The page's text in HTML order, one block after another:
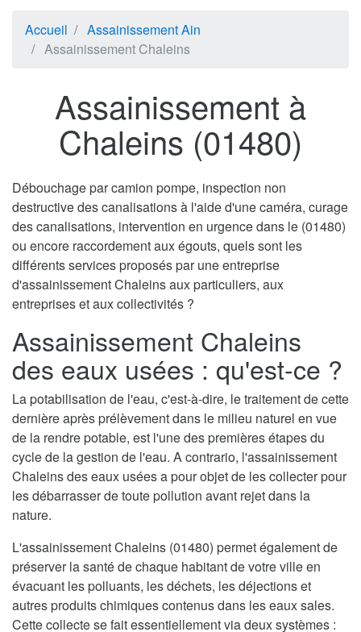
Accueil
Assainissement Ain
Assainissement Chaleins
Assainissement à
Chaleins (01480)
Débouchage par camion pompe, inspection non
destructive des canalisations à l'aide d'une caméra, curage
des canalisations, intervention en urgence dans le (01480)
ou encore raccordement aux égouts, quels sont les
différents services proposés par une entreprise
d'assainissement Chaleins aux particuliers, aux
entreprises et aux collectivités ?
Assainissement Chaleins
des eaux usées : qu'est-ce ?
La potabilisation de l'eau, c'est-à-dire, le traitement de cette
dernière après prélèvement dans le milieu naturel en vue
de la rendre potable, est l'une des premières étapes du
cycle de la gestion de l'eau. A contrario, l'assainissement
Chaleins des eaux usées a pour objet de les collecter pour
les débarrasser de toute pollution avant rejet dans la
nature.
L'assainissement Chaleins (01480) permet également de
préserver la santé de chaque habitant de votre ville en
évacuant les polluants, les déchets, les déjections et
autres produits chimiques contenus dans les eaux sales.
Cette collecte se fait essentiellement via deux systèmes :